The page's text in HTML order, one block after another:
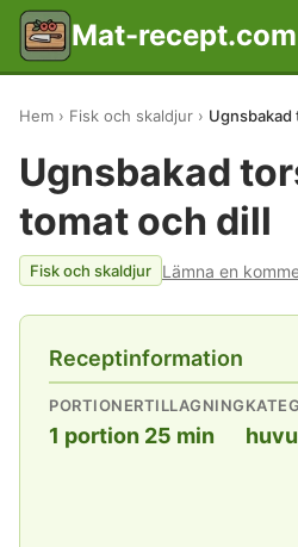
Mat-recept.com
Hem Fisk och skaldjur Ugnsbakad
Ugnsbakad
tomat och dill
Fisk och skaldjur Lämna en
Receptinformation
PORTIONER
1 portion
TILLAGNING
25 min